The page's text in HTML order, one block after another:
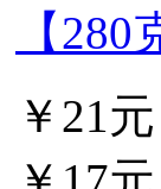
【280
￥21元